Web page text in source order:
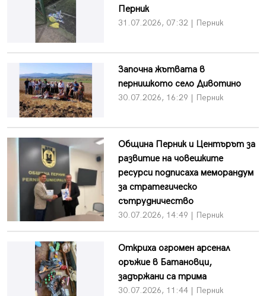
Перник
31.07.2026, 07:32 | Перник
Започна жътвата в
пернишкото село Дивотино
30.07.2026, 16:29 | Перник
Община Перник и Центърът за
развитие на човешките
ресурси подписаха меморандум
за стратегическо
сътрудничество
30.07.2026, 14:49 | Перник
Откриха огромен арсенал
оръжие в Батановци,
задържани са трима
30.07.2026, 11:44 | Перник